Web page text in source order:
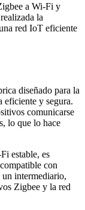
a Wi-Fi y
la
red IoT eficiente
diseñado para la
y segura.
comunicarse
lo que lo hace
estable, es
con
un intermediario,
Zigbee y la red